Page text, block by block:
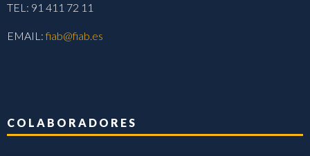
TEL: 91 411 72 11
EMAIL:fiab@fiab.es
COLABORADORES